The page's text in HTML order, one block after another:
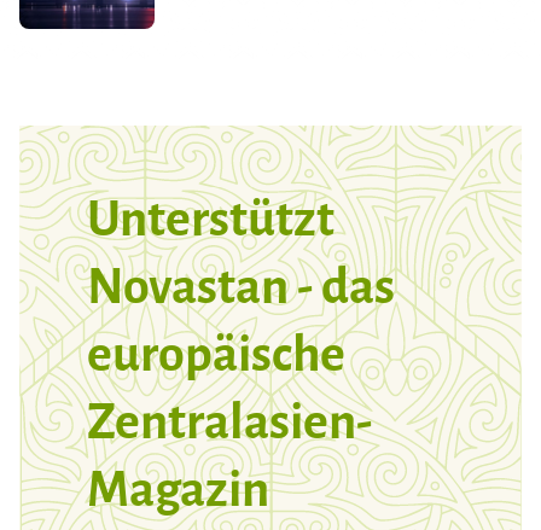
Unterstützt
Novastan - das
europäische
Zentralasien-
Magazin